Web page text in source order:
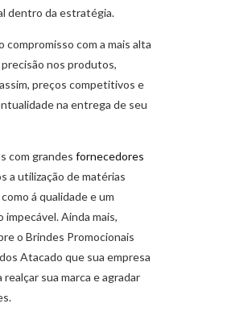
dentro da estratégia.
compromisso com a mais alta
nos produtos,
preços competitivos e
na entrega de seu
com grandes fornecedores
a utilização de matérias
á qualidade e um
impecável. Ainda mais,
o Brindes Promocionais
Atacado que sua empresa
realçar sua marca e agradar